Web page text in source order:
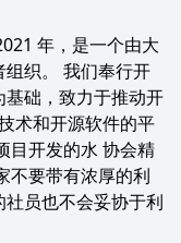
年，是一个由大
织。 我们奉行开
础，致力于推动开
术和开源软件的平
目开发的水 协会精
不要带有浓厚的利
员也不会妥协于利